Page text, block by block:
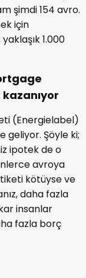
şimdi 154 avro.
için
1.000
(Energielabel)
geliyor. Şöyle ki;
ipotek de o
avroya
kötüyse ve
daha fazla
insanlar
fazla borç